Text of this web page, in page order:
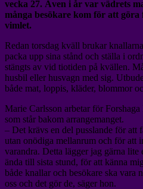
vecka 27. Även i år var vädrets
många besökare kom för att
vimlet.
Redan torsdag kväll brukar
packa upp sina stånd och ställa i
stängts av vid tiotiden på kvällen.
husbil eller husvagn med sig.
både mat, loppis, kläder, blommor
Marie Carlsson arbetar för
som står bakom arrangemanget.
– Det krävs en del pusslande för att
utan onödiga mellanrum och för att
varandra. Detta lägger jag gärna lite
ända till sista stund, för att känna
både knallar och besökare ska vara
oss och det gör de, säger hon.